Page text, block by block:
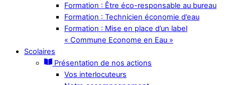
Formation : Être éco-responsable au bureau
Formation : Technicien économie d’eau
Formation : Mise en place d’un label
« Commune Econome en Eau »
Scolaires
Présentation de nos actions
Vos interlocuteurs